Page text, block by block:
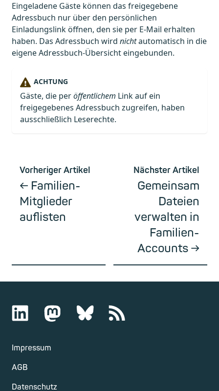
Eingeladene Gäste können das freigegebene
Adressbuch nur über den persönlichen
Einladungslink öffnen, den sie per E-Mail erhalten
haben. Das Adressbuch wird nichtautomatisch in die
eigene Adressbuch-Übersicht eingebunden.
ACHTUNG
Gäste, die peröffentlichem Link auf ein
freigegebenes Adressbuch zugreifen, haben
ausschließlich Leserechte.
Vorheriger Artikel
Familien-
Mitglieder
auflisten
Nächster Artikel
Gemeinsam
Dateien
verwalten in
Familien-
Accounts
Impressum
AGB
Datenschutz